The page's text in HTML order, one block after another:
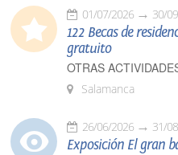
01/07/2026 30/
122 Becas de
gratuito
OTRAS
Salamanca
26/06/2026 31/
Exposición El gran